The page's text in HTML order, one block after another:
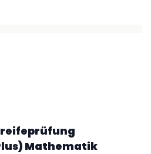
Mathematik